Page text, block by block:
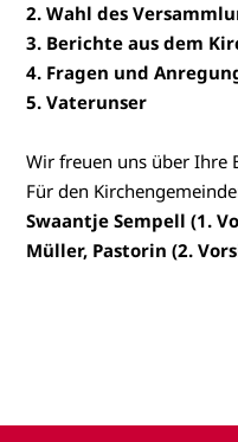
2. Wahl des
3. Berichte aus dem
4. Fragen und
5. Vaterunser
Wir freuen uns über Ihre
Für den
Swaantje Sempell (1.
Müller, Pastorin (2.